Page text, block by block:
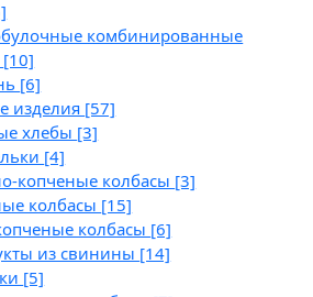
комбинированные
[10]
[6]
изделия [57]
хлебы [3]
[4]
копченые колбасы [3]
колбасы [15]
колбасы [6]
из свинины [14]
[5]